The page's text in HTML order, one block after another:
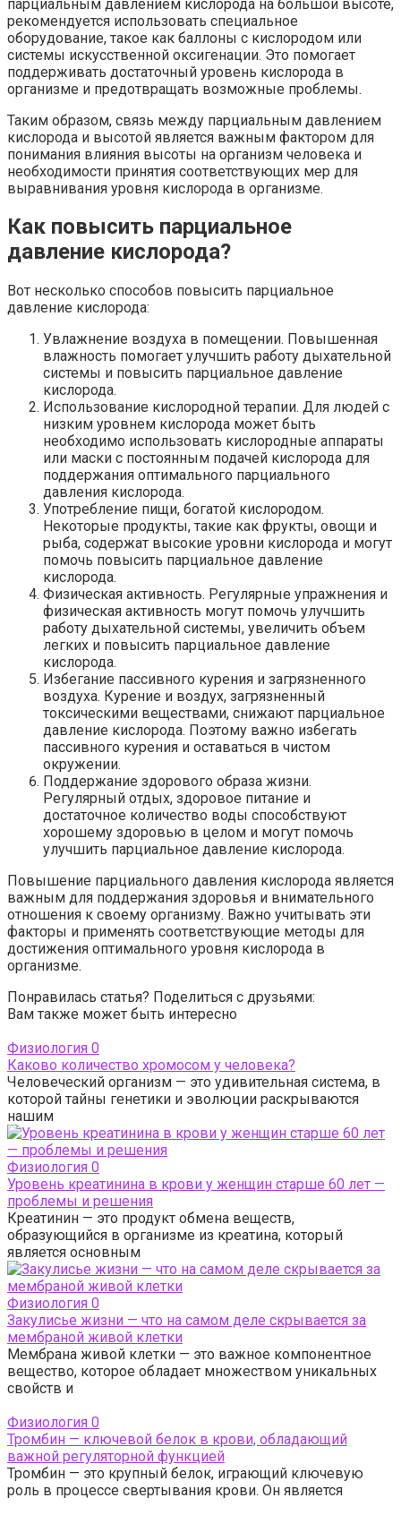
парциальным давлением кислорода на большой высоте,
рекомендуется использовать специальное
оборудование, такое как баллоны с кислородом или
системы искусственной оксигенации. Это помогает
поддерживать достаточный уровень кислорода в
организме и предотвращать возможные проблемы.
Таким образом, связь между парциальным давлением
кислорода и высотой является важным фактором для
понимания влияния высоты на организм человека и
необходимости принятия соответствующих мер для
выравнивания уровня кислорода в организме.
Как повысить парциальное
давление кислорода?
Вот несколько способов повысить парциальное
давление кислорода:
Увлажнение воздуха в помещении. Повышенная
влажность помогает улучшить работу дыхательной
системы и повысить парциальное давление
кислорода.
Использование кислородной терапии. Для людей с
низким уровнем кислорода может быть
необходимо использовать кислородные аппараты
или маски с постоянным подачей кислорода для
поддержания оптимального парциального
давления кислорода.
Употребление пищи, богатой кислородом.
Некоторые продукты, такие как фрукты, овощи и
рыба, содержат высокие уровни кислорода и могут
помочь повысить парциальное давление
кислорода.
Физическая активность. Регулярные упражнения и
физическая активность могут помочь улучшить
работу дыхательной системы, увеличить объем
легких и повысить парциальное давление
кислорода.
Избегание пассивного курения и загрязненного
воздуха. Курение и воздух, загрязненный
токсическими веществами, снижают парциальное
давление кислорода. Поэтому важно избегать
пассивного курения и оставаться в чистом
окружении.
Поддержание здорового образа жизни.
Регулярный отдых, здоровое питание и
достаточное количество воды способствуют
хорошему здоровью в целом и могут помочь
улучшить парциальное давление кислорода.
Повышение парциального давления кислорода является
важным для поддержания здоровья и внимательного
отношения к своему организму. Важно учитывать эти
факторы и применять соответствующие методы для
достижения оптимального уровня кислорода в
организме.
Понравилась статья? Поделиться с друзьями:
Вам также может быть интересно
Физиология 0
Каково количество хромосом у человека?
Человеческий организм — это удивительная система, в
которой тайны генетики и эволюции раскрываются
нашим
Физиология 0
Уровень креатинина в крови у женщин старше 60 лет —
проблемы и решения
Креатинин — это продукт обмена веществ,
образующийся в организме из креатина, который
является основным
Физиология 0
Закулисье жизни — что на самом деле скрывается за
мембраной живой клетки
Мембрана живой клетки — это важное компонентное
вещество, которое обладает множеством уникальных
свойств и
Физиология 0
Тромбин — ключевой белок в крови, обладающий
важной регуляторной функцией
Тромбин — это крупный белок, играющий ключевую
роль в процессе свертывания крови. Он является